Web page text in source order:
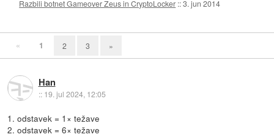
Razbili botnet Gameover Zeus in CryptoLocker ::3. jun 2014
« 1 2 3 »
Han
:: 19. jul 2024, 12:05
1. odstavek = 1× težave
2. odstavek = 6× težave